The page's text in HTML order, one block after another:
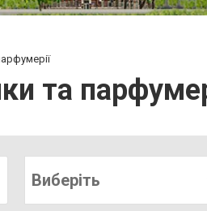
та
Виберіть